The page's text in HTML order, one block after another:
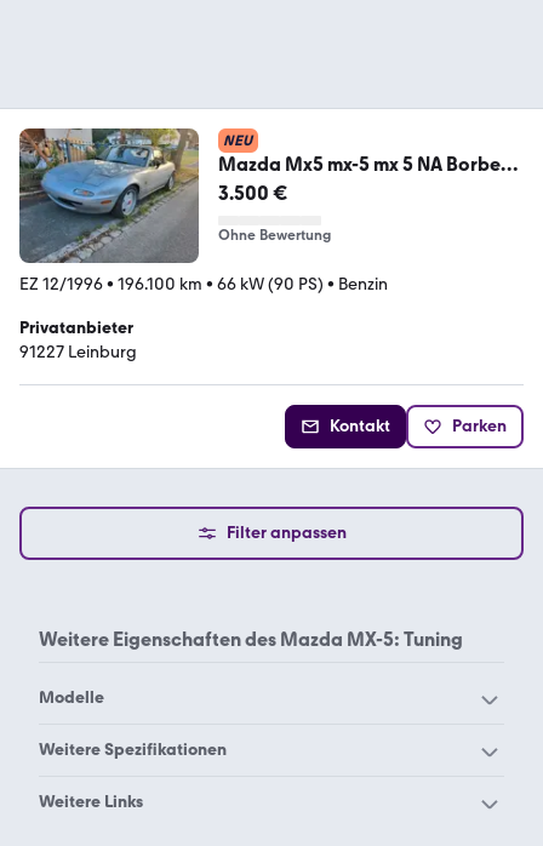
NEU
Mazda Mx5 mx-5 mx 5 NA Borbet
Tuning Proje...
3.500 €
Ohne Bewertung
EZ 12/1996• 196.100 km • 66 kW (90 PS) • Benzin
Privatanbieter
91227 Leinburg
Kontakt Parken
Filter anpassen
Weitere Eigenschaften des Mazda MX-5: Tuning
Modelle
Mazda 121
Weitere Spezifikationen
Mazda MX-5 1.6
Weitere Links